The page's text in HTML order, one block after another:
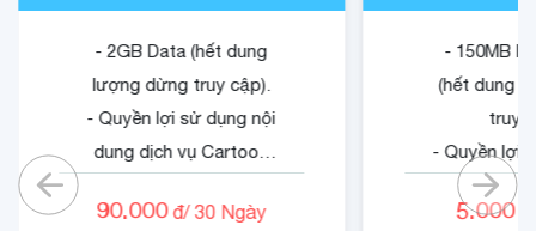
- 2GB Data (hết dung
lượng dừng truy cập).
- Quyền lợi sử dụng nội
dung dịch vụ Cartoon
90.000đ/ 30 Ngày
- 150MB
(hết dung
truy
- Quyền lợi
dung dịch
5.000đ/